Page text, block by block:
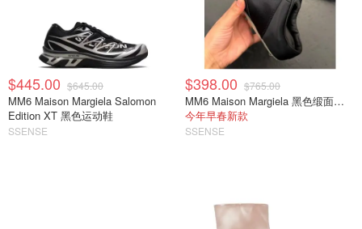
$445.00 $645.00
MM6 Maison Margiela Salomon
Edition XT 黑色运动鞋
SSENSE
$398.00 $765.00
MM6 Maison Margiela 黑色缎面半拖运动鞋
今年早春新款
SSENSE